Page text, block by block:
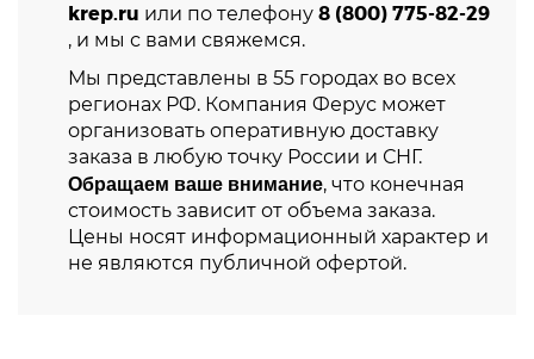
krep.ru или по телефону 8 (800) 775-82-29
, и мы с вами свяжемся.
Мы представлены в 55 городах во всех
регионах РФ. Компания Ферус может
организовать оперативную доставку
заказа в любую точку России и СНГ.
Обращаем ваше внимание, что конечная
стоимость зависит от объема заказа.
Цены носят информационный характер и
не являются публичной офертой.